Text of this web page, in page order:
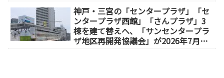
神戸・三宮の「センタープラザ」「セ
ンタープラザ西館」「さんプラザ」3
棟を建て替えへ、「サンセンタープラ
ザ地区再開発協議会」が2026年7月発